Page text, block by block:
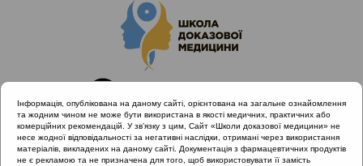
Інформація, опублікована на даному сайті, орієнтована на загальне ознайомлення
та жодним чином не може бути використана в якості медичних, практичних або
комерційних рекомендацій. У зв’язку з цим, Сайт «Школи доказової медицини» не
несе жодної відповідальності за негативні наслідки, отримані через використання
матеріалів, викладених на даному сайті. Документація з фармацевтичних продуктів
не є рекламою та не призначена для того, щоб використовувати її замість